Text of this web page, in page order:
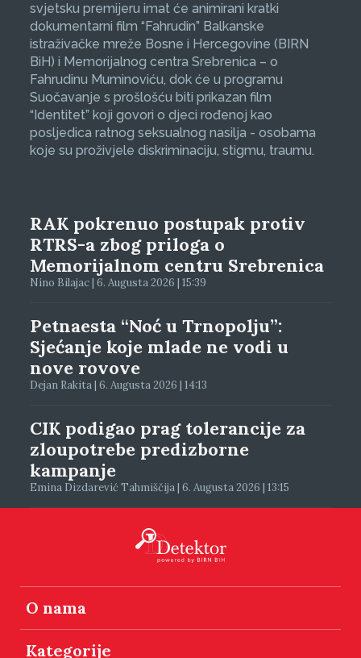
svjetsku premijeru imat će animirani kratki
dokumentarni film “Fahrudin” Balkanske
istraživačke mreže Bosne i Hercegovine (BIRN
BiH) i Memorijalnog centra Srebrenica – o
Fahrudinu Muminoviću, dok će u programu
Suočavanje s prošlošću biti prikazan film
“Identitet” koji govori o djeci rođenoj kao
posljedica ratnog seksualnog nasilja - osobama
koje su proživjele diskriminaciju, stigmu, traumu.
RAK pokrenuo postupak protiv
RTRS-a zbog priloga o
Memorijalnom centru Srebrenica
Nino Bilajac | 6. Augusta 2026 | 15:39
Petnaesta “Noć u Trnopolju”:
Sjećanje koje mlade ne vodi u
nove rovove
Dejan Rakita | 6. Augusta 2026 | 14:13
CIK podigao prag tolerancije za
zloupotrebe predizborne
kampanje
Emina Dizdarević Tahmiščija | 6. Augusta 2026 | 13:15
O nama
Kategorije